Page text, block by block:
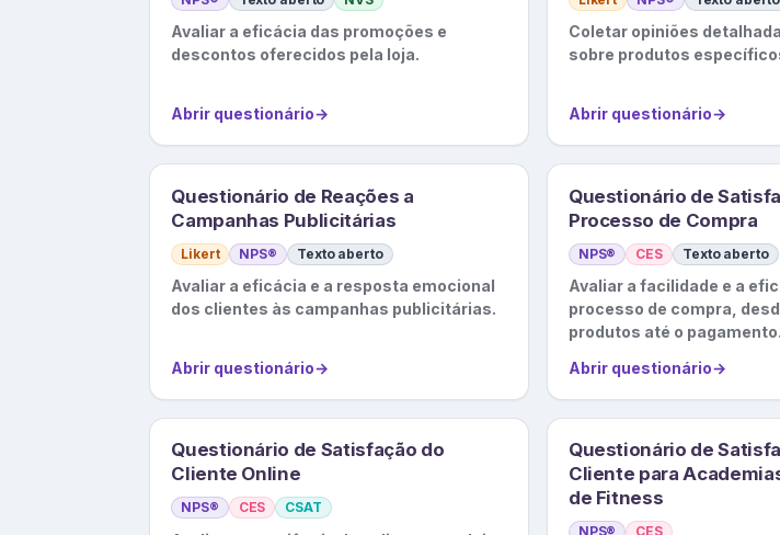
Avaliar a eficácia das promoções e
descontos oferecidos pela loja.
Abrir questionário→
Coletar opiniões
sobre produtos
Abrir questionário→
Questionário de Reações a
Campanhas Publicitárias
Likert NPS® Texto aberto
Avaliar a eficácia e a resposta emocional
dos clientes às campanhas publicitárias.
Abrir questionário→
Questionário de
Processo de Compra
NPS® CES Texto aberto
Avaliar a facilidade e a
processo de compra,
produtos até o pagamento.
Abrir questionário→
Questionário de Satisfação do
Cliente Online
NPS® CES CSAT
Questionário de
Cliente para
de Fitness
NPS® CES